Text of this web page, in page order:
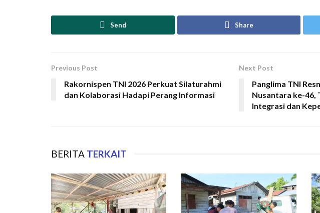
Send Share
Previous Post
Rakornispen TNI 2026 Perkuat Silaturahmi
dan Kolaborasi Hadapi Perang Informasi
Next Post
Panglima TNI
Nusantara ke-46,
Integrasi dan
BERITA TERKAIT